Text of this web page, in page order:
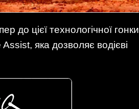
до цієї технологічної гонки
яка дозволяє водієві